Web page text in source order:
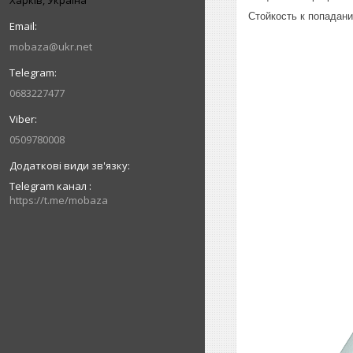
mobaza@ukr.net
0683227477
0509780008
Telegram канал
https://t.me/mobaza
Стойкость к